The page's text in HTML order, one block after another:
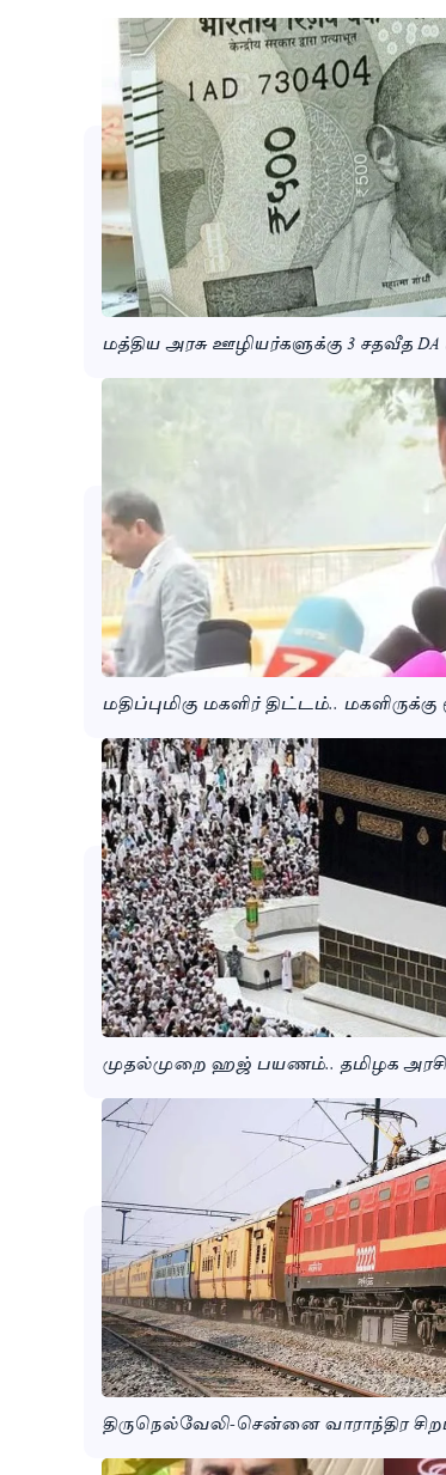
மத்திய அரசு ஊழியர்களுக்கு 3 சதவீத
மதிப்புமிகு மகளிர் திட்டம்..
முதல்முறை ஹஜ் பயணம்.. தமிழக அரசின்
திருநெல்வேலி-சென்னை வாராந்திர